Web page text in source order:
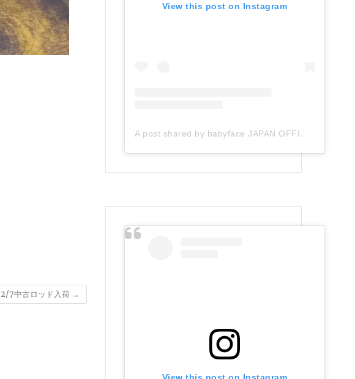
2/7中古ロッド入荷 →
View this post on Instagram
A post shared by babyface JAPAN OFFICIAL (@babyface_japan)
View this post on Instagram